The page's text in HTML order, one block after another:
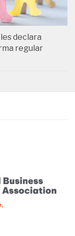
declara
regular